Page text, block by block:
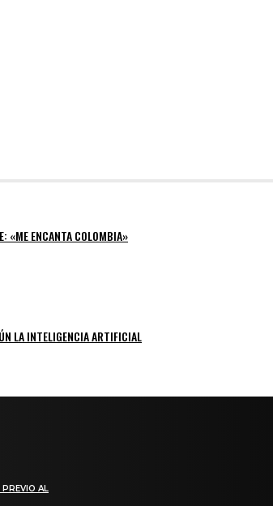
«ME ENCANTA COLOMBIA»
LA INTELIGENCIA ARTIFICIAL
AL